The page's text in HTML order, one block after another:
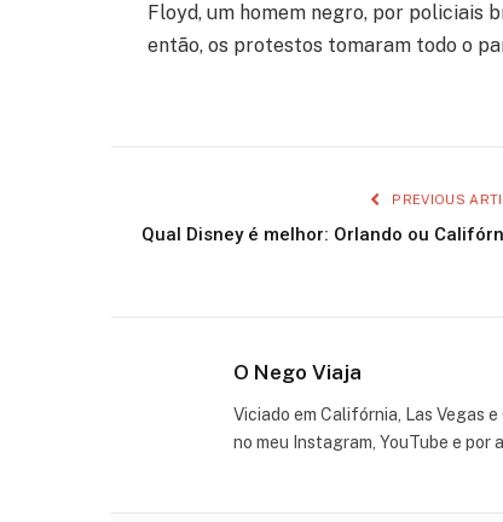
Floyd, um homem negro, por policiais
então, os protestos tomaram todo o
PREVIOUS
Qual Disney é melhor: Orlando ou
O Nego Viaja
Viciado em Califórnia, Las Vegas
no meu Instagram, YouTube e por